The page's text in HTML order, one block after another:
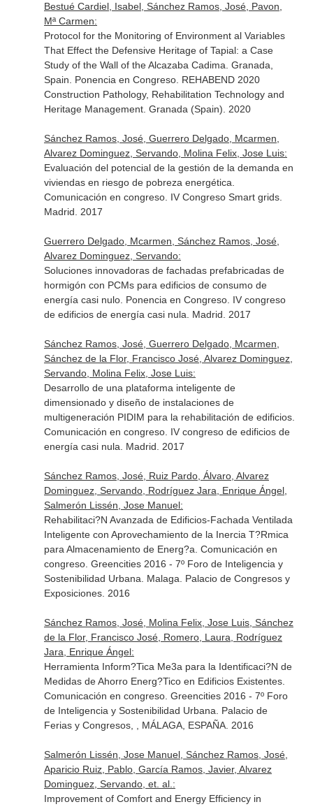
Bestué Cardiel, Isabel, Sánchez Ramos, José, Pavon,
Mª Carmen:
Protocol for the Monitoring of Environment al Variables
That Effect the Defensive Heritage of Tapial: a Case
Study of the Wall of the Alcazaba Cadima. Granada,
Spain. Ponencia en Congreso. REHABEND 2020
Construction Pathology, Rehabilitation Technology and
Heritage Management. Granada (Spain). 2020
Sánchez Ramos, José, Guerrero Delgado, Mcarmen,
Alvarez Dominguez, Servando, Molina Felix, Jose Luis:
Evaluación del potencial de la gestión de la demanda en
viviendas en riesgo de pobreza energética.
Comunicación en congreso. IV Congreso Smart grids.
Madrid. 2017
Guerrero Delgado, Mcarmen, Sánchez Ramos, José,
Alvarez Dominguez, Servando:
Soluciones innovadoras de fachadas prefabricadas de
hormigón con PCMs para edificios de consumo de
energía casi nulo. Ponencia en Congreso. IV congreso
de edificios de energía casi nula. Madrid. 2017
Sánchez Ramos, José, Guerrero Delgado, Mcarmen,
Sánchez de la Flor, Francisco José, Alvarez Dominguez,
Servando, Molina Felix, Jose Luis:
Desarrollo de una plataforma inteligente de
dimensionado y diseño de instalaciones de
multigeneración PIDIM para la rehabilitación de edificios.
Comunicación en congreso. IV congreso de edificios de
energía casi nula. Madrid. 2017
Sánchez Ramos, José, Ruiz Pardo, Álvaro, Alvarez
Dominguez, Servando, Rodríguez Jara, Enrique Ángel,
Salmerón Lissén, Jose Manuel:
Rehabilitaci?N Avanzada de Edificios-Fachada Ventilada
Inteligente con Aprovechamiento de la Inercia T?Rmica
para Almacenamiento de Energ?a. Comunicación en
congreso. Greencities 2016 - 7º Foro de Inteligencia y
Sostenibilidad Urbana. Malaga. Palacio de Congresos y
Exposiciones. 2016
Sánchez Ramos, José, Molina Felix, Jose Luis, Sánchez
de la Flor, Francisco José, Romero, Laura, Rodríguez
Jara, Enrique Ángel:
Herramienta Inform?Tica Me3a para la Identificaci?N de
Medidas de Ahorro Energ?Tico en Edificios Existentes.
Comunicación en congreso. Greencities 2016 - 7º Foro
de Inteligencia y Sostenibilidad Urbana. Palacio de
Ferias y Congresos, , MÁLAGA, ESPAÑA. 2016
Salmerón Lissén, Jose Manuel, Sánchez Ramos, José,
Aparicio Ruiz, Pablo, García Ramos, Javier, Alvarez
Dominguez, Servando, et. al.:
Improvement of Comfort and Energy Efficiency in